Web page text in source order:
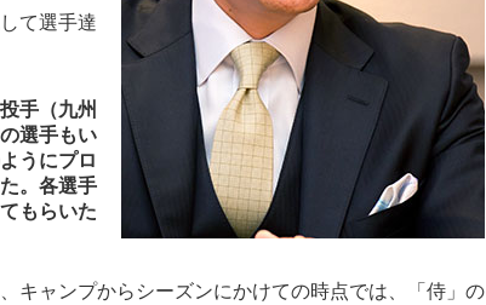
て選手達
手（九州
選手もい
うにプロ
。各選手
もらいた
キャンプからシーズンにかけての時点では、「侍」の